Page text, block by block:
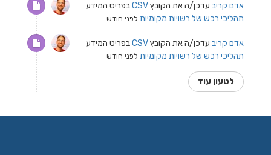
אדם קריב עדכן/ה את הקובץCSVבפריט המידע
תהליכי רכש של רשויות מקומיות לפני חודש
אדם קריב עדכן/ה את הקובץCSVבפריט המידע
תהליכי רכש של רשויות מקומיות לפני חודש
לטעון עוד